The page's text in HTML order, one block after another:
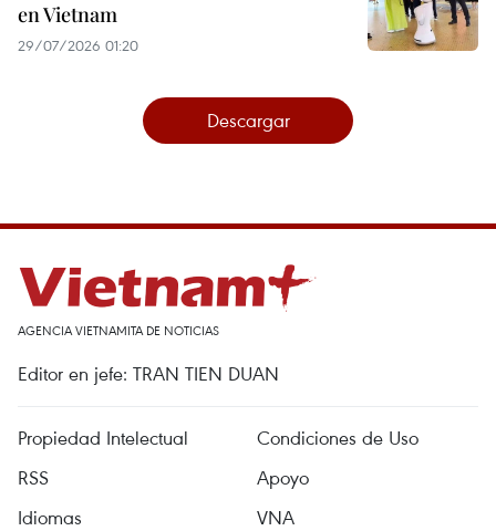
en Vietnam
29/07/2026 01:20
Descargar
AGENCIA VIETNAMITA DE NOTICIAS
Editor en jefe: TRAN TIEN DUAN
Propiedad Intelectual
Condiciones de Uso
RSS
Apoyo
Idiomas
VNA